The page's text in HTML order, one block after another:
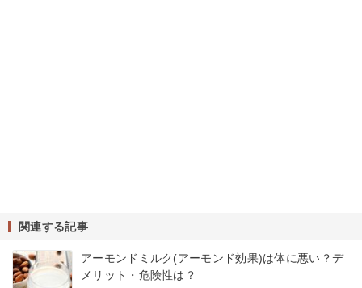
関連する記事
アーモンドミルク(アーモンド効果)は体に悪い？デ
メリット・危険性は？